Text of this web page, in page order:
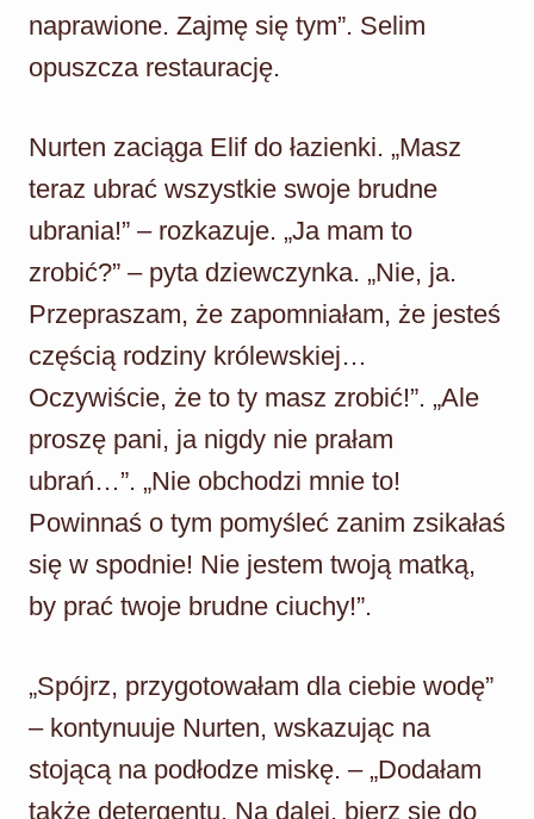
naprawione. Zajmę się tym”. Selim
opuszcza restaurację.
Nurten zaciąga Elif do łazienki. „Masz
teraz ubrać wszystkie swoje brudne
ubrania!” – rozkazuje. „Ja mam to
zrobić?” – pyta dziewczynka. „Nie, ja.
Przepraszam, że zapomniałam, że jesteś
częścią rodziny królewskiej…
Oczywiście, że to ty masz zrobić!”. „Ale
proszę pani, ja nigdy nie prałam
ubrań…”. „Nie obchodzi mnie to!
Powinnaś o tym pomyśleć zanim zsikałaś
się w spodnie! Nie jestem twoją matką,
by prać twoje brudne ciuchy!”.
„Spójrz, przygotowałam dla ciebie wodę”
– kontynuuje Nurten, wskazując na
stojącą na podłodze miskę. – „Dodałam
także detergentu. Na dalej, bierz się do